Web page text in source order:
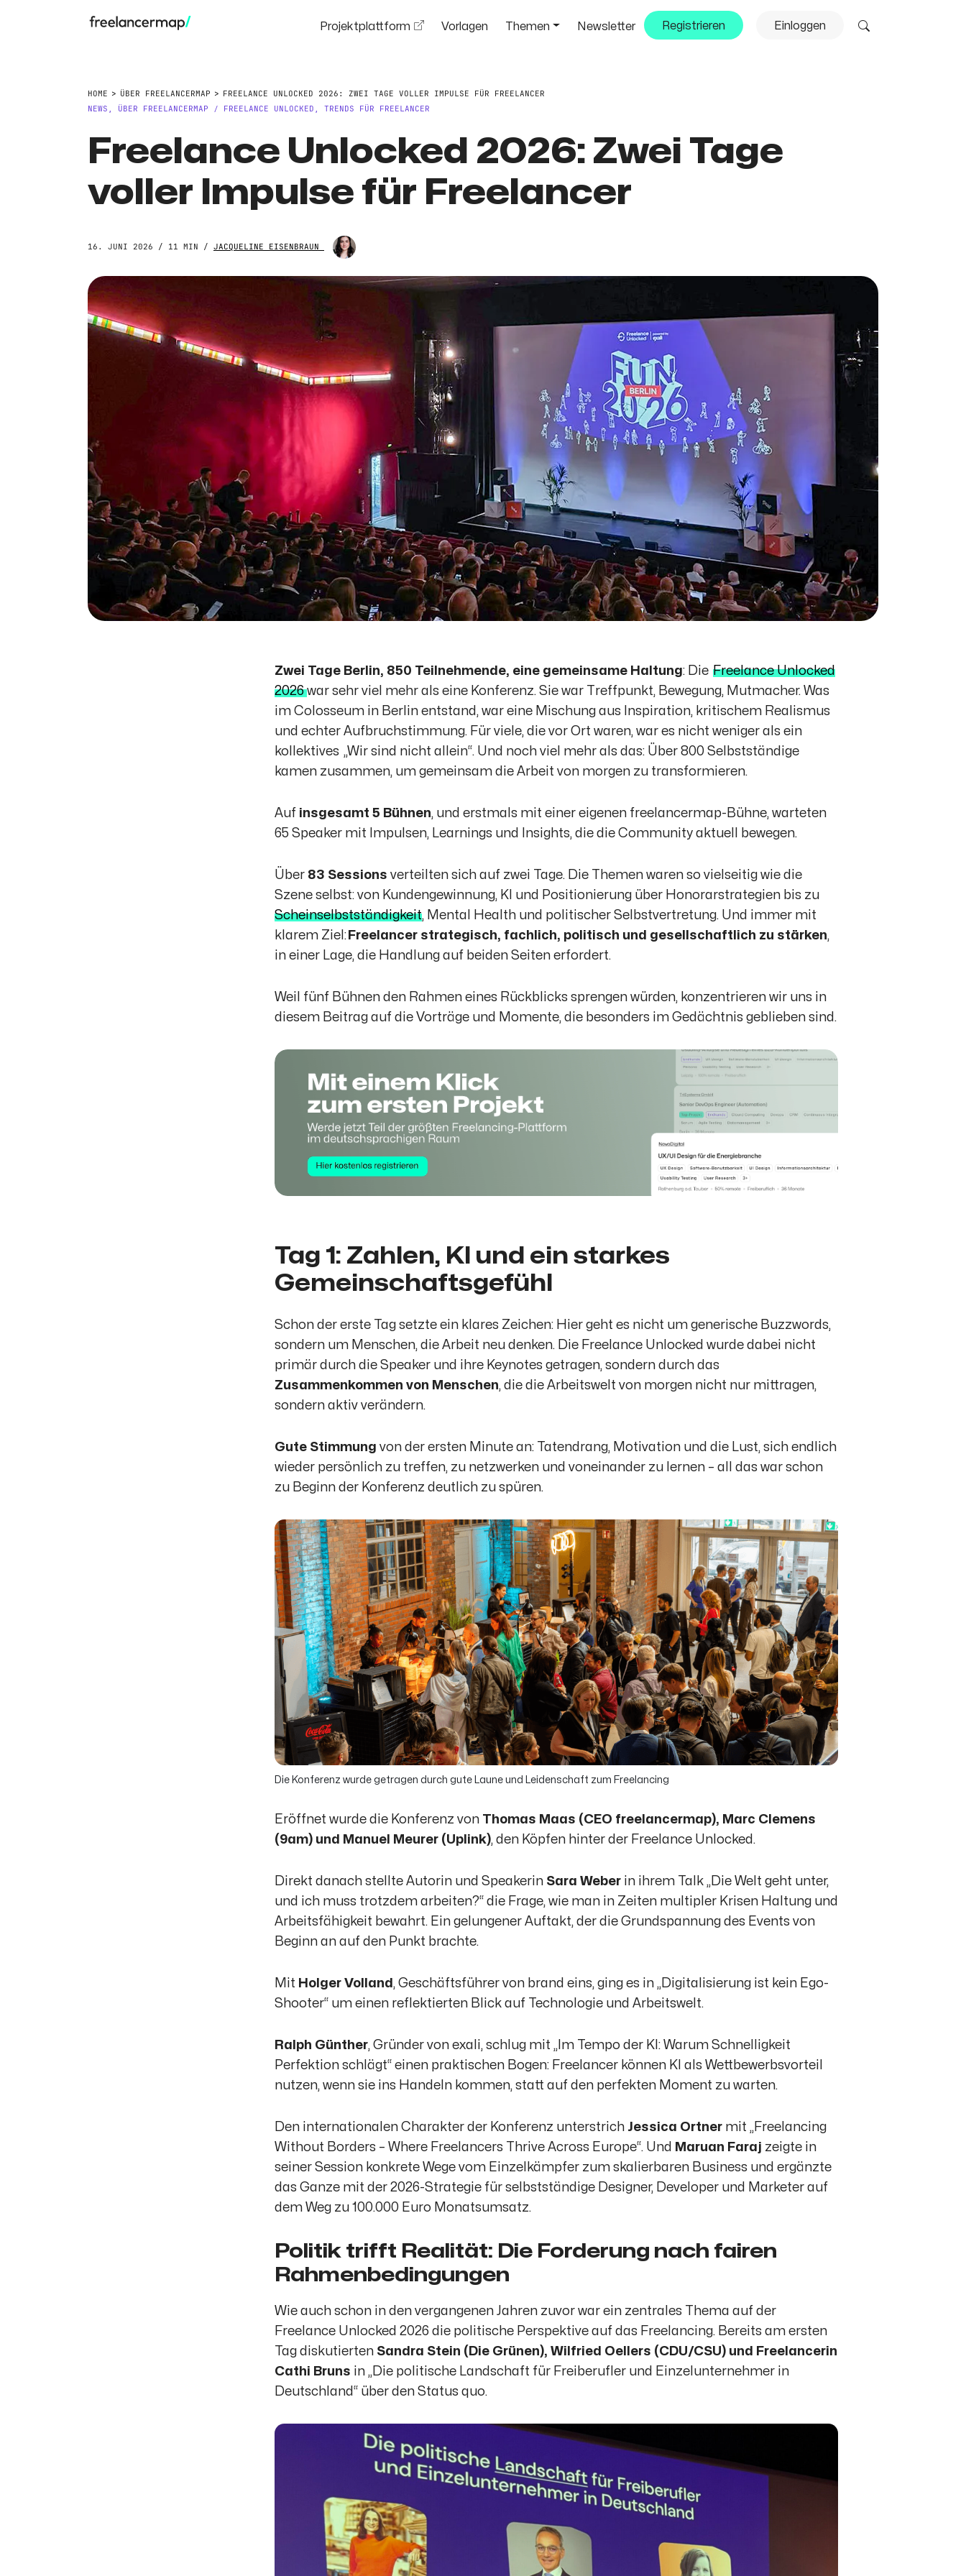
Projektplattform Vorlagen Themen Newsletter Registrieren Einloggen
HOME ÜBER FREELANCERMAP
FREELANCE UNLOCKED 2026: ZWEI TAGE VOLLER IMPULSE FÜR FREELANCER
NEWS , ÜBER FREELANCERMAP / FREELANCE UNLOCKED , TRENDS FÜR FREELANCER
Freelance Unlocked 2026: Zwei Tage
voller Impulse für Freelancer
16. JUNI 2026 / 11 MIN / JACQUELINE EISENBRAUN
Zwei Tage Berlin, 850 Teilnehmende, eine gemeinsame Haltung: Die Freelance Unlocked
2026war sehr viel mehr als eine Konferenz. Sie war Treffpunkt, Bewegung, Mutmacher. Was
im Colosseum in Berlin entstand, war eine Mischung aus Inspiration, kritischem Realismus
und echter Aufbruchstimmung. Für viele, die vor Ort waren, war es nicht weniger als ein
kollektives „Wir sind nicht allein“. Und noch viel mehr als das: Über 800 Selbstständige
kamen zusammen, um gemeinsam die Arbeit von morgen zu transformieren.
Auf insgesamt 5 Bühnen, und erstmals mit einer eigenen freelancermap-Bühne, warteten
65 Speaker mit Impulsen, Learnings und Insights, die die Community aktuell bewegen.
Über 83 Sessions verteilten sich auf zwei Tage. Die Themen waren so vielseitig wie die
Szene selbst: von Kundengewinnung, KI und Positionierung über Honorarstrategien bis zu
Scheinselbstständigkeit, Mental Health und politischer Selbstvertretung. Und immer mit
klarem Ziel: Freelancer strategisch, fachlich, politisch und gesellschaftlich zu stärken,
in einer Lage, die Handlung auf beiden Seiten erfordert.
Weil fünf Bühnen den Rahmen eines Rückblicks sprengen würden, konzentrieren wir uns in
diesem Beitrag auf die Vorträge und Momente, die besonders im Gedächtnis geblieben sind.
Tag 1: Zahlen, KI und ein starkes
Gemeinschaftsgefühl
Schon der erste Tag setzte ein klares Zeichen: Hier geht es nicht um generische Buzzwords,
sondern um Menschen, die Arbeit neu denken. Die Freelance Unlocked wurde dabei nicht
primär durch die Speaker und ihre Keynotes getragen, sondern durch das
Zusammenkommen von Menschen, die die Arbeitswelt von morgen nicht nur mittragen,
sondern aktiv verändern.
Gute Stimmung von der ersten Minute an: Tatendrang, Motivation und die Lust, sich endlich
wieder persönlich zu treffen, zu netzwerken und voneinander zu lernen – all das war schon
zu Beginn der Konferenz deutlich zu spüren.
Die Konferenz wurde getragen durch gute Laune und Leidenschaft zum Freelancing
Eröffnet wurde die Konferenz von Thomas Maas (CEO freelancermap), Marc Clemens
(9am) und Manuel Meurer (Uplink), den Köpfen hinter der Freelance Unlocked.
Direkt danach stellte Autorin und Speakerin Sara Weber in ihrem Talk „Die Welt geht unter,
und ich muss trotzdem arbeiten?“ die Frage, wie man in Zeiten multipler Krisen Haltung und
Arbeitsfähigkeit bewahrt. Ein gelungener Auftakt, der die Grundspannung des Events von
Beginn an auf den Punkt brachte.
Mit Holger Volland , Geschäftsführer von brand eins, ging es in „Digitalisierung ist kein Ego-
Shooter“ um einen reflektierten Blick auf Technologie und Arbeitswelt.
Ralph Günther, Gründer von exali, schlug mit „Im Tempo der KI: Warum Schnelligkeit
Perfektion schlägt“ einen praktischen Bogen: Freelancer können KI als Wettbewerbsvorteil
nutzen, wenn sie ins Handeln kommen, statt auf den perfekten Moment zu warten.
Den internationalen Charakter der Konferenz unterstrich Jessica Ortner mit „Freelancing
Without Borders – Where Freelancers Thrive Across Europe“. Und Maruan Faraj zeigte in
seiner Session konkrete Wege vom Einzelkämpfer zum skalierbaren Business und ergänzte
das Ganze mit der 2026-Strategie für selbstständige Designer, Developer und Marketer auf
dem Weg zu 100.000 Euro Monatsumsatz.
Politik trifft Realität: Die Forderung nach fairen
Rahmenbedingungen
Wie auch schon in den vergangenen Jahren zuvor war ein zentrales Thema auf der
Freelance Unlocked 2026 die politische Perspektive auf das Freelancing. Bereits am ersten
Tag diskutierten Sandra Stein (Die Grünen), Wilfried Oellers (CDU/CSU) und Freelancerin
Cathi Bruns in „Die politische Landschaft für Freiberufler und Einzelunternehmer in
Deutschland“ über den Status quo.